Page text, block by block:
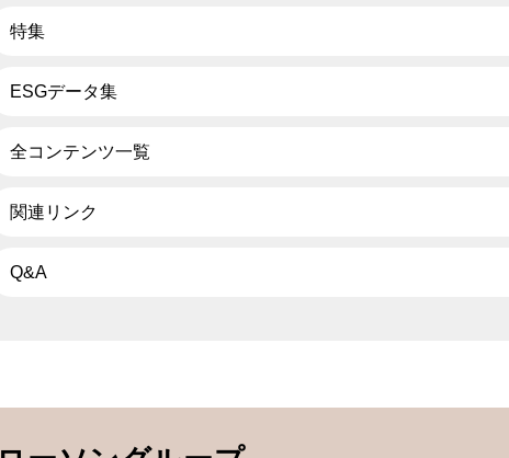
特集
ESGデータ集
全コンテンツ一覧
関連リンク
Q&A